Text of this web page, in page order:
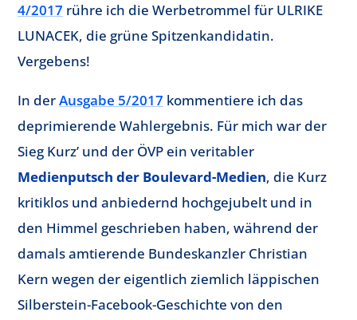
4/2017 rühre ich die Werbetrommel für ULRIKE
LUNACEK, die grüne Spitzenkandidatin.
Vergebens!
In derAusgabe 5/2017 kommentiere ich das
deprimierende Wahlergebnis. Für mich war der
Sieg Kurz’ und der ÖVP ein veritabler
Medienputsch der Boulevard-Medien, die Kurz
kritiklos und anbiedernd hochgejubelt und in
den Himmel geschrieben haben, während der
damals amtierende Bundeskanzler Christian
Kern wegen der eigentlich ziemlich läppischen
Silberstein-Facebook-Geschichte von den